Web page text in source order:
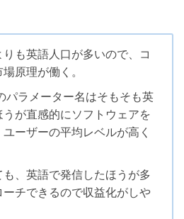
も英語人口が多いので、コ
原理が働く。
パラメーター名はそもそも英
が直感的にソフトウェアを
ーザーの平均レベルが高く
、英語で発信したほうが多
ーチできるので収益化がしや